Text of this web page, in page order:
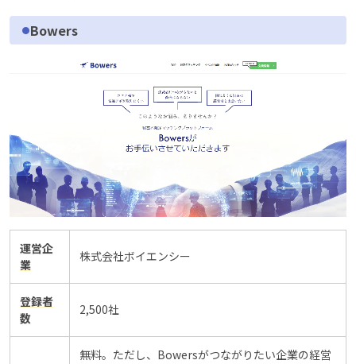
Bowers
運営企
業
株式会社ボイエンシー
登録者
数
2,500社
無料。ただし、Bowersがつながりたい企業の経営